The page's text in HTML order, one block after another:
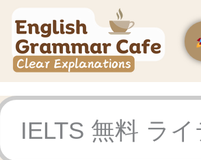
IELTS 無料 ラ